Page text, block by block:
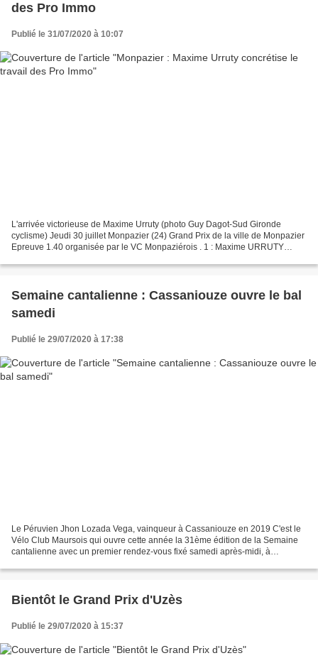
des Pro Immo
Publié le 31/07/2020 à 10:07
L'arrivée victorieuse de Maxime Urruty (photo Guy Dagot-Sud Gironde
cyclisme) Jeudi 30 juillet Monpazier (24) Grand Prix de la ville de Monpazier
Epreuve 1.40 organisée par le VC Monpaziérois . 1 : Maxime URRUTY
Semaine cantalienne : Cassaniouze ouvre le bal
samedi
Publié le 29/07/2020 à 17:38
Le Péruvien Jhon Lozada Vega, vainqueur à Cassaniouze en 2019 C'est le
Vélo Club Maursois qui ouvre cette année la 31ème édition de la Semaine
cantalienne avec un premier rendez-vous fixé samedi après-midi, à
Bientôt le Grand Prix d'Uzès
Publié le 29/07/2020 à 15:37